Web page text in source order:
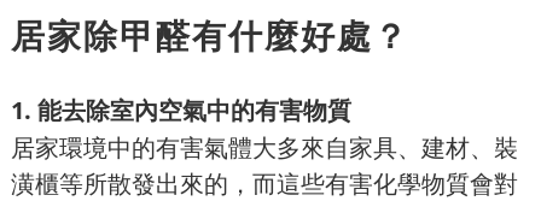
居家除甲醛有什麼好處？
1. 能去除室內空氣中的有害物質
居家環境中的有害氣體大多來自家具、建材、裝
潢櫃等所散發出來的，而這些有害化學物質會對